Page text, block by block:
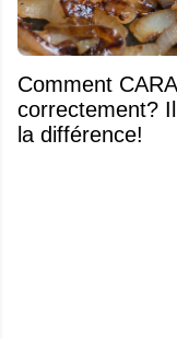
Comment
correctement?
la différence!